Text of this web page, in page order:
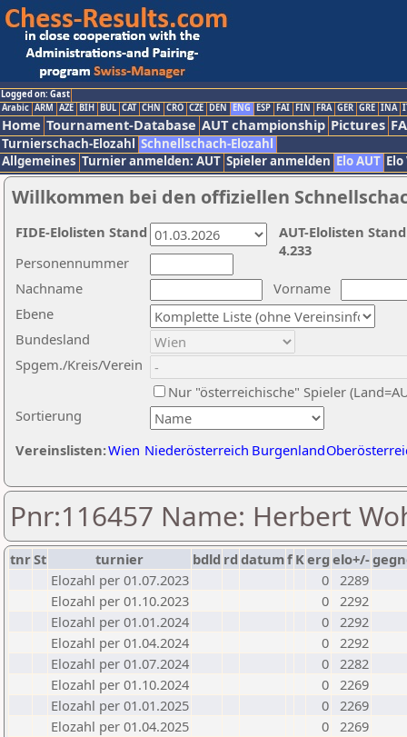
Logged on: Gast
Arabic ARM AZE BIH BUL CAT CHN CRO CZE DEN ENG ESP FAI FIN FRA GER GRE INA
Home Tournament-Database AUT championship Pictures
Turnierschach-Elozahl Schnellschach-Elozahl
Allgemeines Turnier anmelden: AUT Spieler anmelden Elo AUT
Willkommen bei den offiziellen
Nachname
Vorname
Ebene
Sortierung
Personennummer
Bundesland
Spgem./Kreis/Verein
Nur "österreichische" Spieler
Vereinslisten:Wien Niederösterreich Burgenland
AUT-Elolisten
4.233
FIDE-Elolisten Stand
Pnr:116457 Name: Herbert
tnrSt turnier bdld rd datumf Kerg elo+/-
Elozahl per 01.07.2023
0 2289
Elozahl per 01.10.2023
0 2292
Elozahl per 01.01.2024
0 2292
Elozahl per 01.04.2024
0 2292
Elozahl per 01.07.2024
0 2282
Elozahl per 01.10.2024
0 2269
Elozahl per 01.01.2025
0 2269
Elozahl per 01.04.2025
0 2269